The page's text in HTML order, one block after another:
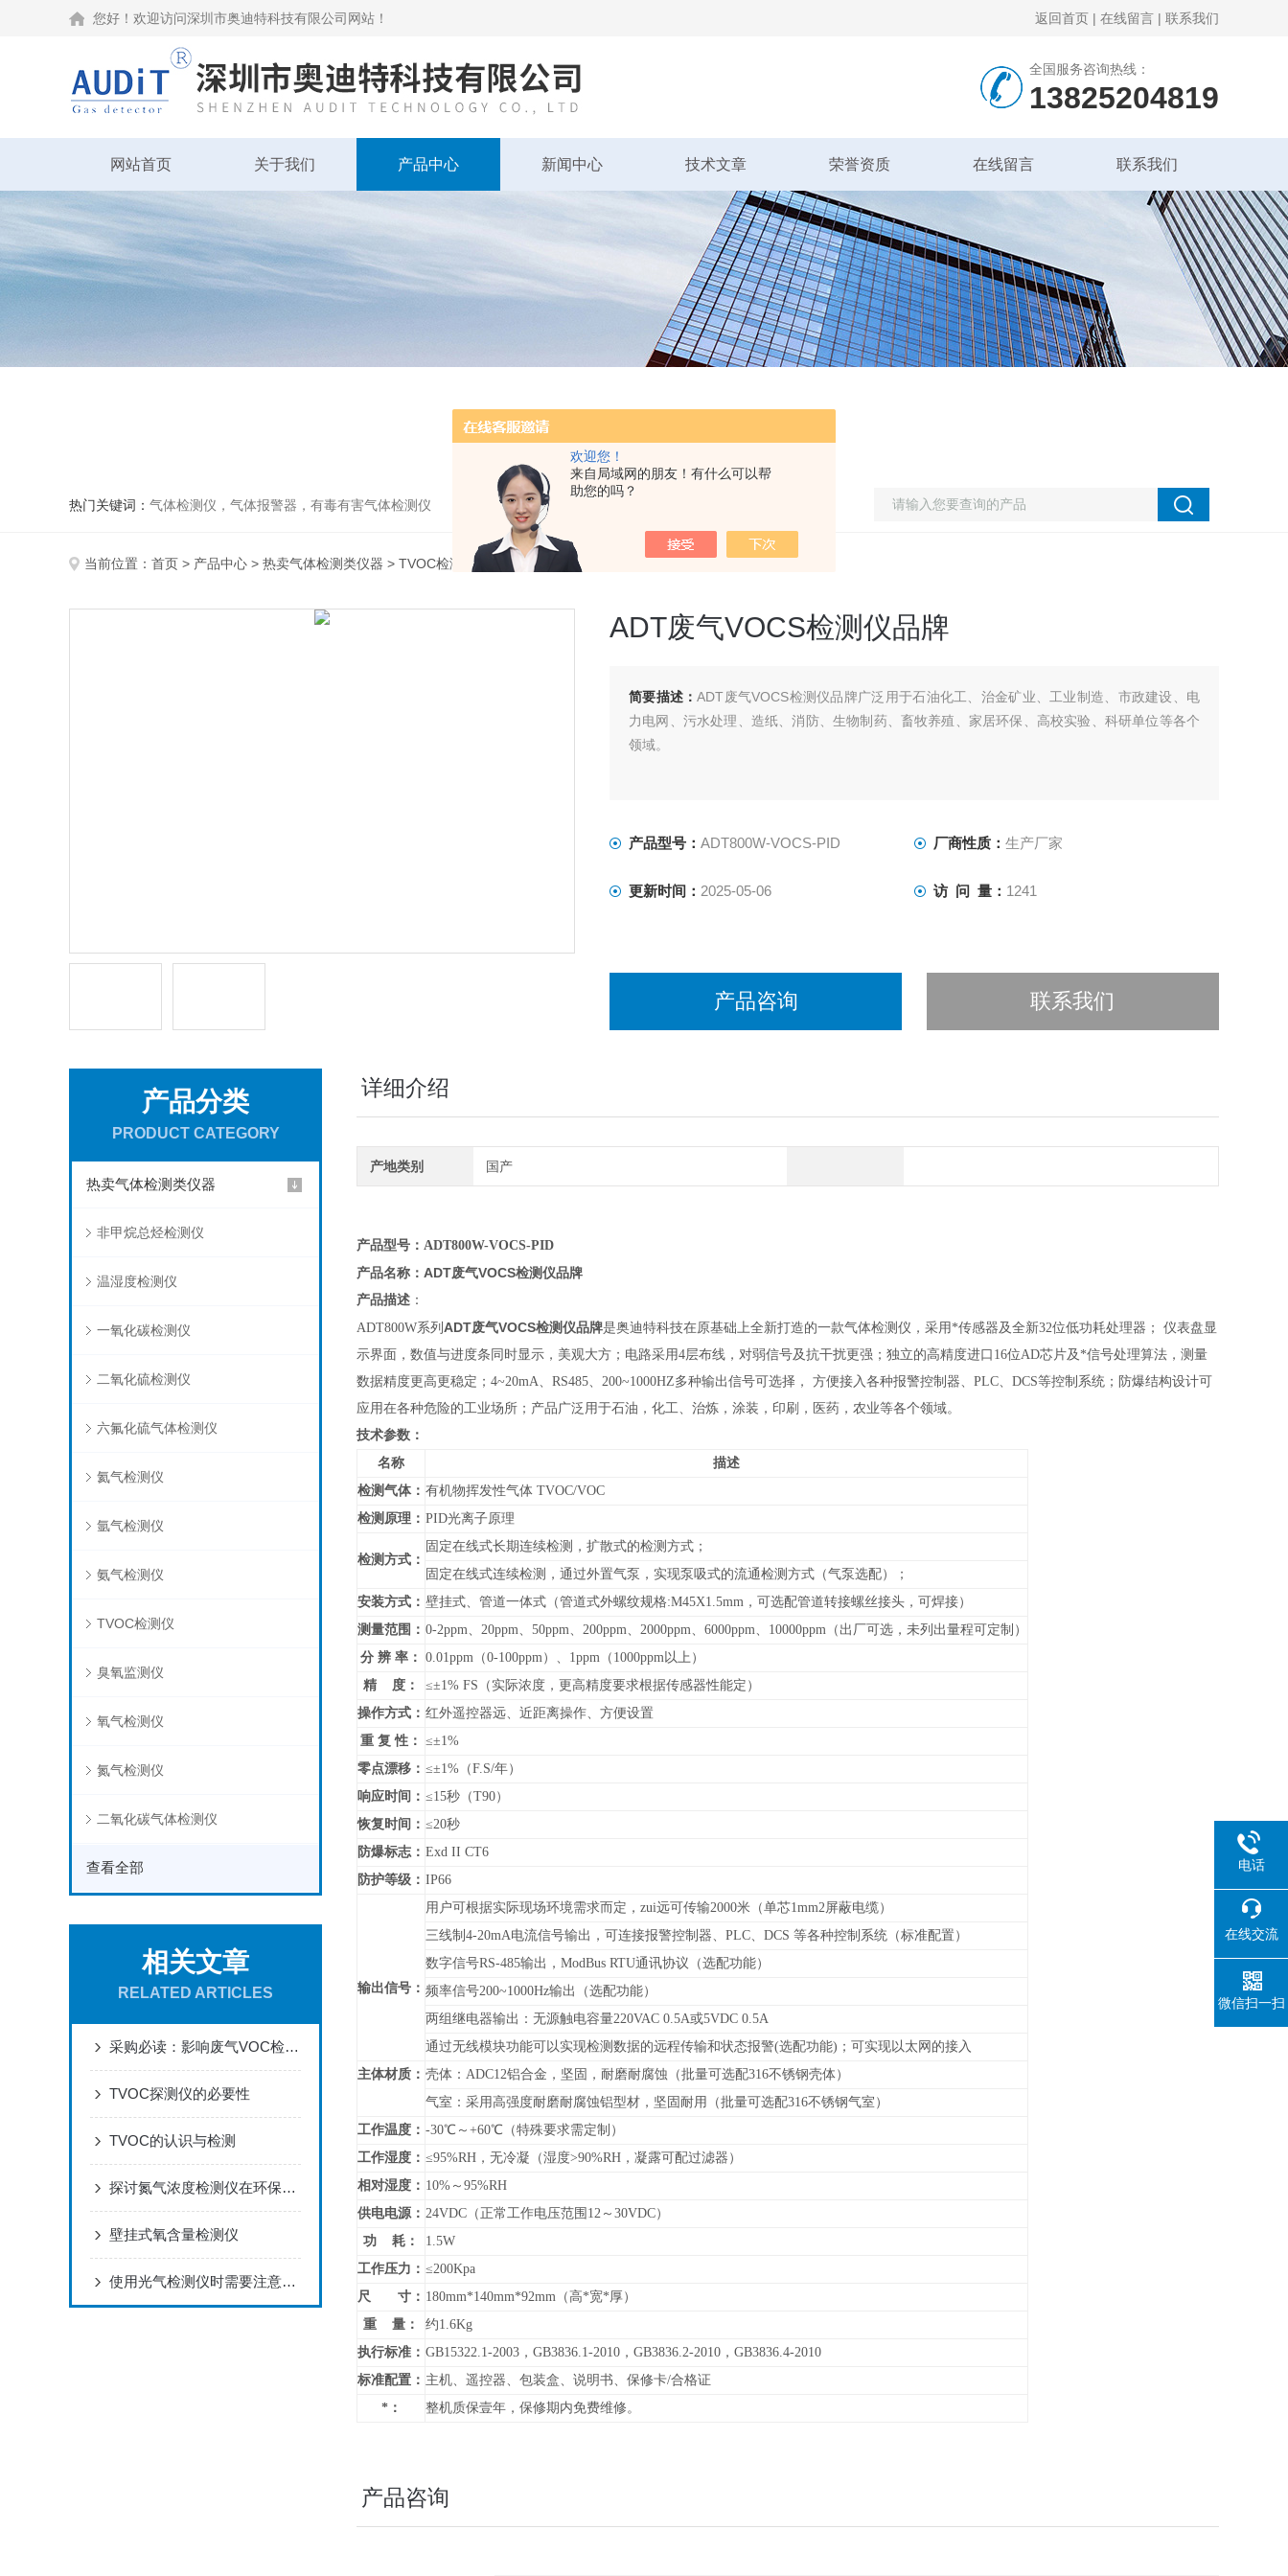
欢迎您！
来自局域网的朋友！有什么可以帮
助您的吗？
您好！欢迎访问深圳市奥迪特科技有限公司网站！ 返回首页 | 在线留言 | 联系我们
全国服务咨询热线：
13825204819
网站首页 关于我们 产品中心 新闻中心 技术文章 荣誉资质 在线留言 联系我们
热门关键词： 气体检测仪，气体报警器，有毒有害气体检测仪
当前位置： 首页 > 产品中心 > 热卖气体检测类仪器 > TVOC检测仪 > ADT800W-VOCS-PIDADT废气VOCS检测仪品牌
ADT废气VOCS检测仪品牌
简要描述：ADT废气VOCS检测仪品牌广泛用于石油化工、治金矿业、工业制造、市政建设、电
力电网、污水处理、造纸、消防、生物制药、畜牧养殖、家居环保、高校实验、科研单位等各个
领域。
产品型号： ADT800W-VOCS-PID 厂商性质： 生产厂家
更新时间： 2025-05-06 访 问 量： 1241
产品咨询 联系我们
产品分类
PRODUCT CATEGORY
热卖气体检测类仪器
非甲烷总烃检测仪
温湿度检测仪
一氧化碳检测仪
二氧化硫检测仪
六氟化硫气体检测仪
氦气检测仪
氩气检测仪
氨气检测仪
TVOC检测仪
臭氧监测仪
氧气检测仪
氮气检测仪
二氧化碳气体检测仪
查看全部
相关文章
RELATED ARTICLES
采购必读：影响废气VOC检测仪测量精度的七大关键因素
TVOC探测仪的必要性
TVOC的认识与检测
探讨氮气浓度检测仪在环保领域的应用及前景
壁挂式氧含量检测仪
使用光气检测仪时需要注意哪些要点？
详细介绍
产地类别 国产
产品型号：ADT800W-VOCS-PID
产品名称： ADT废气VOCS检测仪品牌
产品描述 ：
ADT800W系列 ADT废气VOCS检测仪品牌是奥迪特科技在原基础上全新打造的一款气体检测仪，采用*传感器及全新32位低功耗处理器； 仪表盘显
示界面，数值与进度条同时显示，美观大方；电路采用4层布线，对弱信号及抗干扰更强；独立的高精度进口16位AD芯片及*信号处理算法，测量
数据精度更高更稳定；4~20mA、RS485、200~1000HZ多种输出信号可选择， 方便接入各种报警控制器、PLC、DCS等控制系统；防爆结构设计可
应用在各种危险的工业场所；产品广泛用于石油，化工、治炼，涂装，印刷，医药，农业等各个领域。
技术参数：
名称
描述
检测气体： 有机物挥发性气体 TVOC/VOC
检测原理： PID光离子原理
检测方式：
固定在线式长期连续检测，扩散式的检测方式；
固定在线式连续检测，通过外置气泵，实现泵吸式的流通检测方式（气泵选配）；
安装方式： 壁挂式、管道一体式（管道式外螺纹规格:M45X1.5mm，可选配管道转接螺丝接头，可焊接）
测量范围： 0-2ppm、20ppm、50ppm、200ppm、2000ppm、6000ppm、10000ppm （ 出厂可选，未列出量程可定制）
分 辨 率： 0.01ppm（0-100ppm）、1ppm（1000ppm以上）
精 度：
≤±1% FS（实际浓度，更高精度要求根据传感器性能定）
操作方式： 红外遥控器远、近距离操作、方便设置
重 复 性： ≤±1%
零点漂移： ≤±1%（F.S/年）
响应时间： ≤15秒（T90）
恢复时间： ≤20秒
防爆标志： Exd II CT6
防护等级： IP66
输出信号：
用户可根据实际现场环境需求而定，zui远可传输2000米（单芯1mm2屏蔽电缆）
三线制4-20mA电流信号输出，可连接报警控制器、PLC、DCS 等各种控制系统（标准配置）
数字信号RS-485输出， ModBus RTU通讯协议 （选配功能）
频率信号200~1000Hz输出（选配功能）
两组继电器输出：无源触电容量220VAC 0.5A或5VDC 0.5A
通过无线模块功能可以实现检测数据的远程传输和状态报警(选配功能)；可实现以太网的接入
主体材质： 壳体：ADC12铝合金，坚固，耐磨耐腐蚀（批量可选配316不锈钢壳体）
气室：采用高强度耐磨耐腐蚀铝型材，坚固耐用（批量可选配316不锈钢气室）
工作温度： -30℃～+60℃（特殊要求需定制）
工作湿度： ≤95%RH，无冷凝（湿度>90%RH，凝露可配过滤器）
相对湿度： 10%～95%RH
供电电源： 24VDC（正常工作电压范围12～30VDC）
功 耗：
1.5W
工作压力： ≤200Kpa
尺 寸： 180mm*140mm*92mm（高*宽*厚）
重 量：
约1.6Kg
执行标准： GB15322.1-2003，GB3836.1-2010，GB3836.2-2010，GB3836.4-2010
标准配置： 主机、遥控器、包装盒、说明书、保修卡/合格证
*：
整机质保壹年，保修期内免费维修。
产品咨询
电话
在线交流
微信扫一扫